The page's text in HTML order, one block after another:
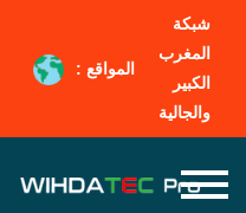
شبكة
المغرب
الكبير
والجالية
المواقع :